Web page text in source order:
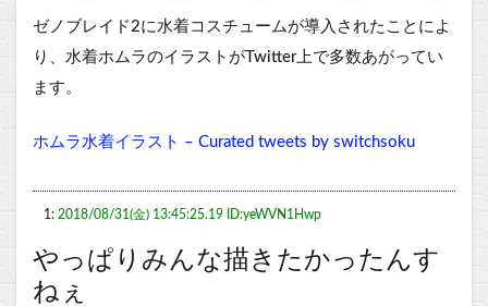
ゼノブレイド2に水着コスチュームが導入されたことによ
り、水着ホムラのイラストがTwitter上で多数あがってい
ます。
ホムラ水着イラスト – Curated tweets by switchsoku
1: 2018/08/31(金) 13:45:25.19 ID:yeWVN1Hwp
やっぱりみんな描きたかったんす
ねぇ